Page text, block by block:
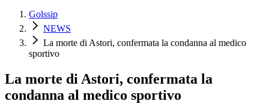
Golssip
NEWS
La morte di Astori, confermata la condanna al medico
sportivo
La morte di Astori, confermata la
condanna al medico sportivo